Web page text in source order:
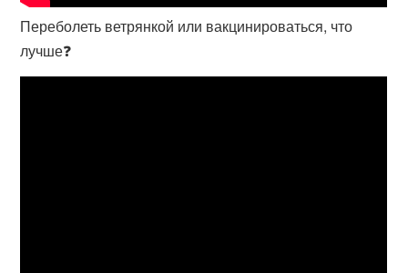
Переболеть ветрянкой или вакцинироваться, что
лучше❓